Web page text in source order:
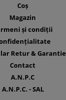
Coș
Magazin
și condiții
Retur & Garantie
Contact
A.N.P.C
A.N.P.C. - SAL